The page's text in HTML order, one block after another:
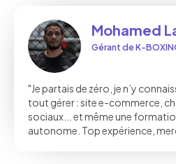
Mohamed
Gérant de K-
"Je partais de zéro, je n’y
tout gérer : site e-commerce,
sociaux... et même une
autonome. Top expérience,